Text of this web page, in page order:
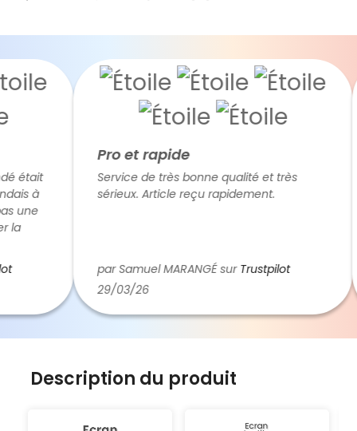
était
à
je
Pro et rapide
Service de très bonne qualité et très
sérieux. Article reçu rapidement.
29/03/26
par Samuel MARANGÉ surTrustpilot
Description du produit